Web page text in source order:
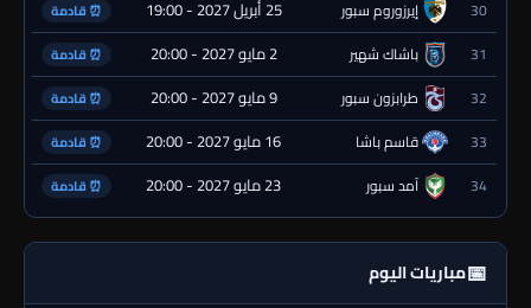
30 إيرزوروم سبور 25 أبريل 2027 - 19:00 ⏰ قادمة
31 باشاك شهير 2 مايو 2027 - 20:00 ⏰ قادمة
32 طرابزون سبور 9 مايو 2027 - 20:00 ⏰ قادمة
33 قاسم باشا 16 مايو 2027 - 20:00 ⏰ قادمة
34 آمد سبور 23 مايو 2027 - 20:00 ⏰ قادمة
📅مباريات اليوم